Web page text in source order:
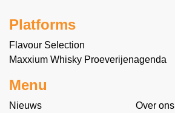
Platforms
Flavour Selection
Maxxium Whisky Proeverijenagenda
Menu
Nieuws
Over ons